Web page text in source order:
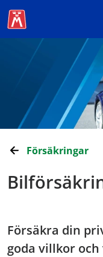
Försäkringar
Försäkra din
goda villkor